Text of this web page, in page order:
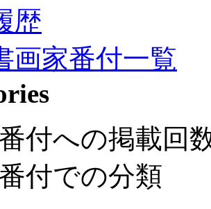
歴
画家番付一覧
付への掲載回
付での分類